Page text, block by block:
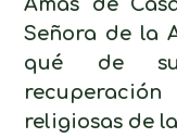
Amas de
Señora de la
qué de
religiosas de